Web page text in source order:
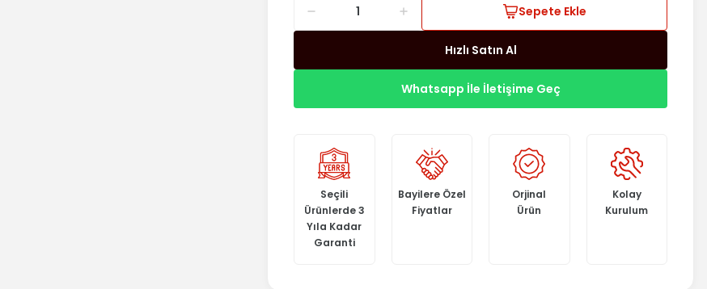
Sepete Ekle
Hızlı Satın Al
Whatsapp İle İletişime Geç
Seçili
Ürünlerde 3
Yıla Kadar
Garanti
Bayilere Özel
Fiyatlar
Orjinal
Ürün
Kolay
Kurulum